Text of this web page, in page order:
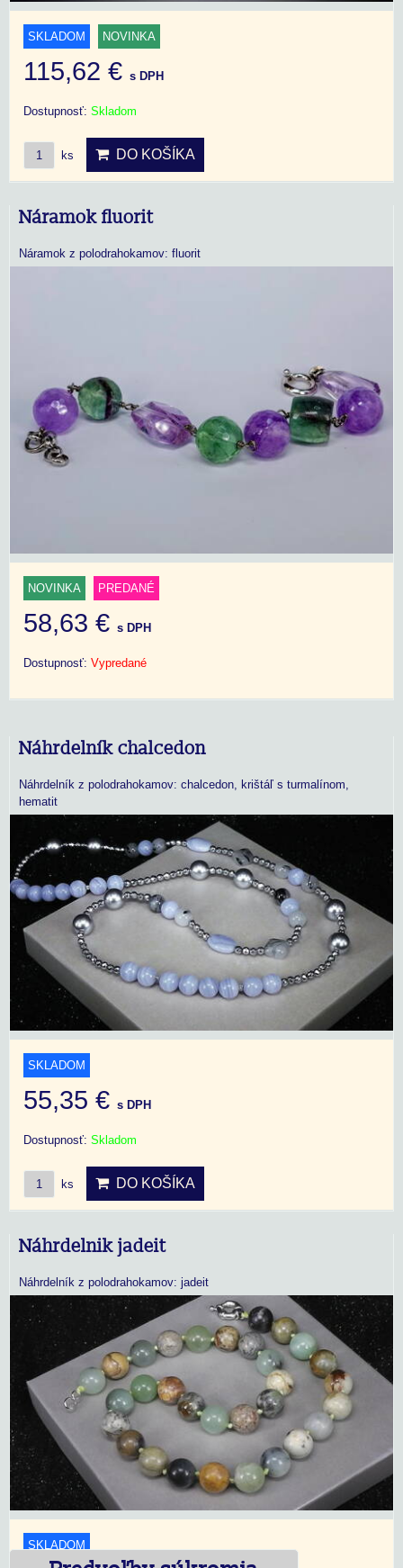
SKLADOM NOVINKA
115,62 € s DPH
Dostupnosť: Skladom
ks DO KOŠÍKA
Náramok fluorit
Náramok z polodrahokamov: fluorit
NOVINKA PREDANÉ
58,63 € s DPH
Dostupnosť: Vypredané
Náhrdelník chalcedon
Náhrdelník z polodrahokamov: chalcedon, krištáľ s turmalínom,
hematit
SKLADOM
55,35 € s DPH
Dostupnosť: Skladom
ks DO KOŠÍKA
Náhrdelnik jadeit
Náhrdelník z polodrahokamov: jadeit
SKLADOM